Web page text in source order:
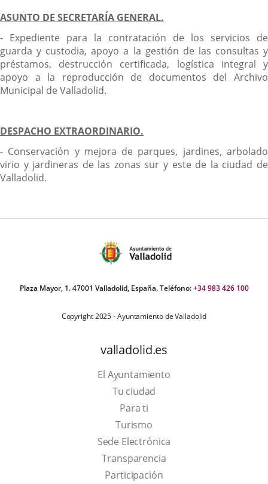
ASUNTO DE SECRETARÍA GENERAL.
- Expediente para la contratación de los servicios de
guarda y custodia, apoyo a la gestión de las consultas y
préstamos, destrucción certificada, logística integral y
apoyo a la reproducción de documentos del Archivo
Municipal de Valladolid.
DESPACHO EXTRAORDINARIO.
- Conservación y mejora de parques, jardines, arbolado
virio y jardineras de las zonas sur y este de la ciudad de
Valladolid.
Plaza Mayor, 1. 47001 Valladolid, España. Teléfono:+34 983 426 100
Copyright 2025 - Ayuntamiento de Valladolid
valladolid.es
El Ayuntamiento
Tu ciudad
Para ti
TurismoThis
link
will
open
Sede Electrónica
Transparencia
Participación